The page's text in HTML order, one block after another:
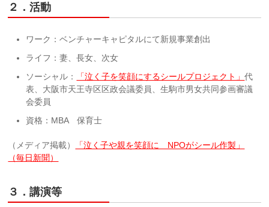
２．活動
ワーク：ベンチャーキャピタルにて新規事業創出
ライフ：妻、長女、次女
ソーシャル：
「泣く子を笑顔にするシールプロジェクト」代
表、大阪市天王寺区区政会議委員、生駒市男女共同参画審議
会委員
資格：MBA 保育士
（メディア掲載）
「泣く子や親を笑顔に NPOがシール作製」
（毎日新聞）
３．講演等